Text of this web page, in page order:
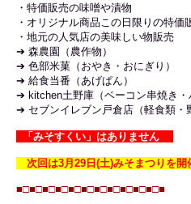
・特価販売の味噌や漬物
・オリジナル商品この日限りの特価
・地元の人気店の美味しい物販売
➔ 森農園（農作物）
➔ 色部米菓（おやき・おにぎり）
➔ 給食当番（あげぱん）
➔ kitchen土野庫（ベーコン串焼き・
➔ セブンイレブン戸倉店（軽食類・
「みそすくい」はありません
次回は3月29日(土)みそまつりを
■□■□■□■□■□■□■□■□■□■□■□■